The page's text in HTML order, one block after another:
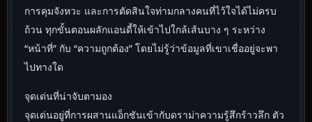
การคุมจังหวะ และการตัดสินใจท่ามกลางคนที่ไว้ใจได้ไม่ครบ
ถ้วน ทุกขั้นตอนผลักแอนดี้ให้เข้าไปใกล้เส้นบาง ๆ ระหว่าง
“หน้าที่” กับ “ความถูกต้อง” โดยไม่รู้ว่าข้อมูลที่เขาเชื่ออยู่จะพา
ไปทางใด
จุดเด่นที่น่าจับตามอง
จุดเด่นอยู่ที่การผสานแอ็กชันเข้ากับดราม่าความรู้สึกร้าวลึก ตัว